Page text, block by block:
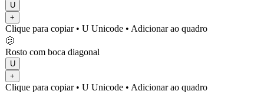
U
+
Clique para copiar• U Unicode • Adicionar ao quadro
🫤
Rosto com boca diagonal
U
+
Clique para copiar• U Unicode • Adicionar ao quadro